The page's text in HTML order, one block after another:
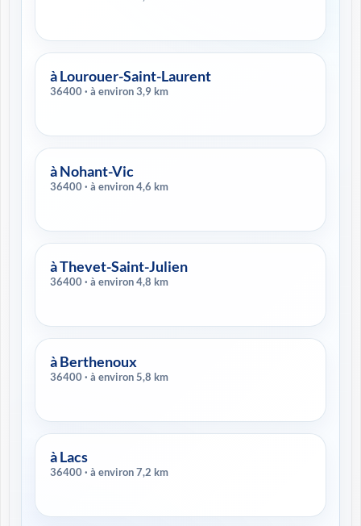
à Lourouer-Saint-Laurent
36400 · à environ 3,9 km
à Nohant-Vic
36400 · à environ 4,6 km
à Thevet-Saint-Julien
36400 · à environ 4,8 km
à Berthenoux
36400 · à environ 5,8 km
à Lacs
36400 · à environ 7,2 km